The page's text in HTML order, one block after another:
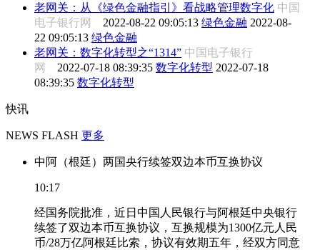
老网关：从《绿色金融指引》看战略管理数字化 中国
电子银行网 2022-08-22 09:05:13 绿色金融 2022-08-
22 09:05:13 绿色金融
老网关：数字化转型之“1314” 中国电子银行
网 2022-07-18 08:39:35 数字化转型 2022-07-18
08:39:35 数字化转型
快讯
NEWS FLASH 更多
中阿（根廷）两国央行续签双边本币互换协议
10:17
经国务院批准，近日中国人民银行与阿根廷中央银行
续签了双边本币互换协议，互换规模为1300亿元人民
币/28万亿阿根廷比索，协议有效期五年，经双方同意